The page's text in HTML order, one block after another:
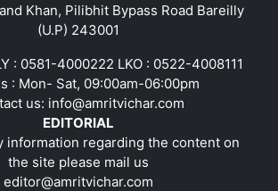
Khan, Pilibhit Bypass Road Bareilly
(U.P) 243001
: 0581-4000222 LKO : 0522-4008111
: Mon- Sat, 09:00am-06:00pm
us: info@amritvichar.com
EDITORIAL
information regarding the content on
the site please mail us
editor@amritvichar.com